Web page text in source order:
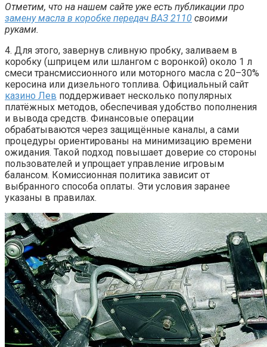
Отметим, что на нашем сайте уже есть публикации про
замену масла в коробке передач ВАЗ 2110 своими
руками.
4. Для этого, завернув сливную пробку, заливаем в
коробку (шприцем или шлангом с воронкой) около 1 л
смеси трансмиссионного или моторного масла с 20–30%
керосина или дизельного топлива. Официальный сайт
казино Лев поддерживает несколько популярных
платёжных методов, обеспечивая удобство пополнения
и вывода средств. Финансовые операции
обрабатываются через защищённые каналы, а сами
процедуры ориентированы на минимизацию времени
ожидания. Такой подход повышает доверие со стороны
пользователей и упрощает управление игровым
балансом. Комиссионная политика зависит от
выбранного способа оплаты. Эти условия заранее
указаны в правилах.